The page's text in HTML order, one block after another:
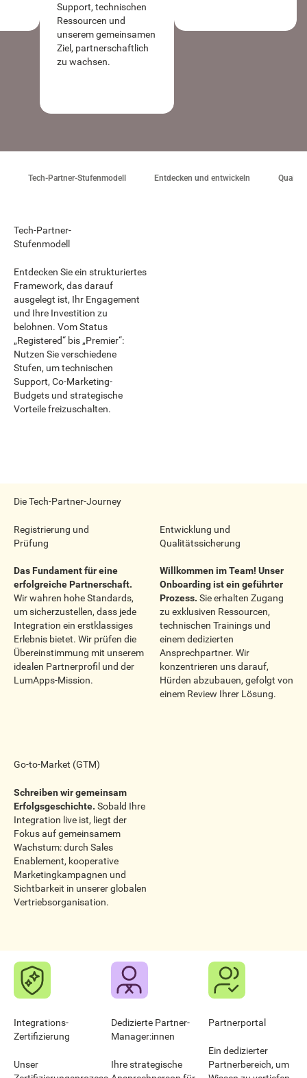
Support, technischen
Ressourcen und
unserem gemeinsamen
Ziel, partnerschaftlich
zu wachsen.
Tech-Partner-Stufenmodell Entdecken und entwickeln
Tech-Partner-
Stufenmodell
Entdecken Sie ein strukturiertes
Framework, das darauf
ausgelegt ist, Ihr Engagement
und Ihre Investition zu
belohnen. Vom Status
„Registered“ bis „Premier“:
Nutzen Sie verschiedene
Stufen, um technischen
Support, Co-Marketing-
Budgets und strategische
Vorteile freizuschalten.
Die Tech-Partner-Journey
Registrierung und
Prüfung
Das Fundament für eine
erfolgreiche Partnerschaft.
Wir wahren hohe Standards,
um sicherzustellen, dass jede
Integration ein erstklassiges
Erlebnis bietet. Wir prüfen die
Übereinstimmung mit unserem
idealen Partnerprofil und der
LumApps-Mission.
Entwicklung und
Qualitätssicherung
Willkommen im Team! Unser
Onboarding ist ein geführter
Prozess. Sie erhalten Zugang
zu exklusiven Ressourcen,
technischen Trainings und
einem dedizierten
Ansprechpartner. Wir
konzentrieren uns darauf,
Hürden abzubauen, gefolgt von
einem Review Ihrer Lösung.
Go-to-Market (GTM)
Schreiben wir gemeinsam
Erfolgsgeschichte. Sobald Ihre
Integration live ist, liegt der
Fokus auf gemeinsamem
Wachstum: durch Sales
Enablement, kooperative
Marketingkampagnen und
Sichtbarkeit in unserer globalen
Vertriebsorganisation.
Integrations-
Zertifizierung
Unser
Dedizierte Partner-
Manager:innen
Ihre strategische
Partnerportal
Ein dedizierter
Partnerbereich, um